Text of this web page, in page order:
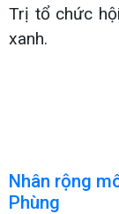
Trị tổ chức
xanh.
Nhân rộng
Phùng